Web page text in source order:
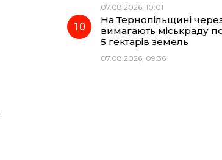
07.08.2026, 10:01
На Тернопільщині
вимагають міськраду
5 гектарів земель
07.08.2026, 09:36